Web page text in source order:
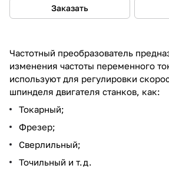
Заказать
Частотный преобразователь
изменения частоты переменного
используют для регулировки
шпинделя двигателя станков, как:
Токарный;
Фрезер;
Сверлильный;
Точильный и т.д.